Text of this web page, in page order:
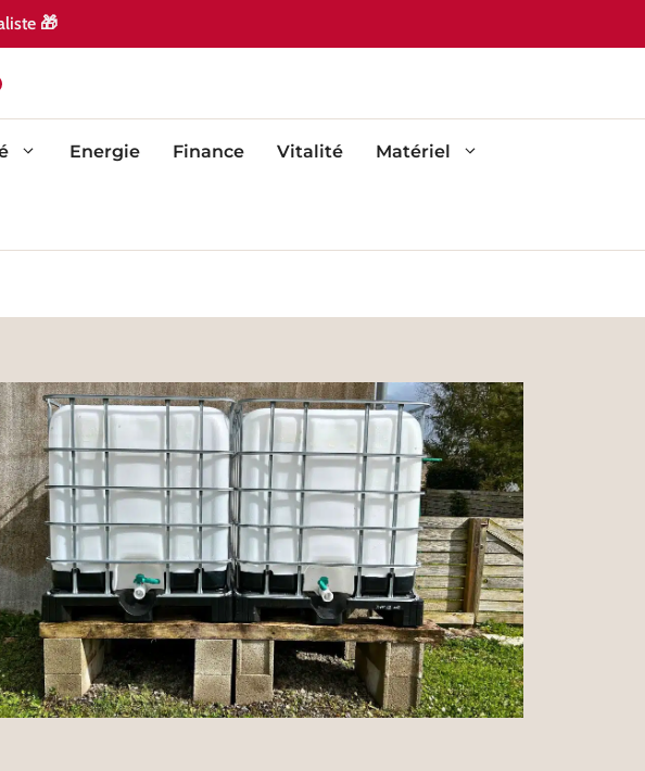
🎁
Energie Finance Vitalité Matériel